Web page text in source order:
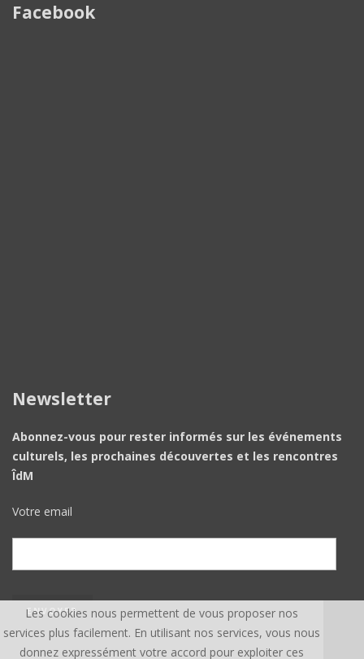
Facebook
Newsletter
Abonnez-vous pour rester informés sur les événements
culturels, les prochaines découvertes et les rencontres
ÎdM
Votre email
Les cookies nous permettent de vous proposer nos
services plus facilement. En utilisant nos services, vous nous
donnez expressément votre accord pour exploiter ces